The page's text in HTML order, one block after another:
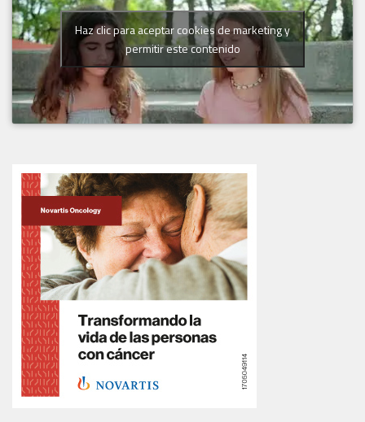
Haz clic para aceptar cookies de marketing y
permitir este contenido